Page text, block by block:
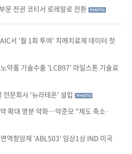
문 전권 코티서 로레알로 전환
서 '월 1회 투여' 치매치료제 데이터 첫
약품 기술수출 'LCB97' 마일스톤 기술료
전문회사 '뉴라테온' 설립
확대 명분 약화…약준모 "제도 축소·
역항암제 'ABL503' 임상1상 IND 미국